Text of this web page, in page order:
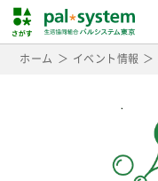
ホーム イベント情報